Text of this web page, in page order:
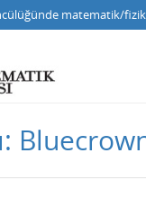
matematik/